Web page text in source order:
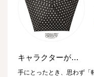
キャラクターが…
手にとったとき、思わず「